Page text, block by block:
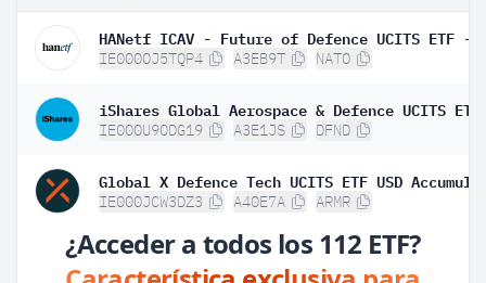
IE000OJ5TQP4 A3EB9T NATO
IE000U9ODG19 A3E1JS DFND
Global X Defence Tech UCITS ETF USD
IE000JCW3DZ3 A40E7A ARMR
¿Acceder a todos los 112 ETF?